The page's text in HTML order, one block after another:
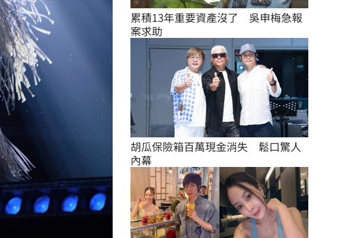
累積13年重要資產沒了　吳申梅急報
案求助
胡瓜保險箱百萬現金消失　鬆口驚人
內幕